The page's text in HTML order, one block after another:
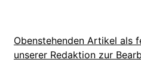
Obenstehenden Artikel als
unserer Redaktion zur